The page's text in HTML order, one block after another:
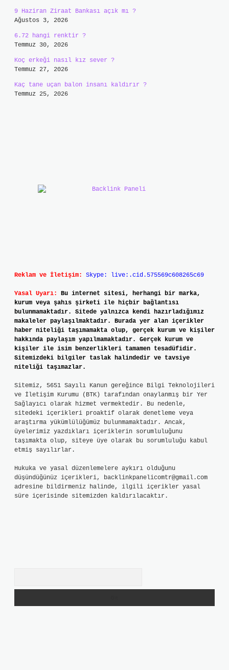
9 Haziran Ziraat Bankası açık mı ?
Ağustos 3, 2026
6.72 hangi renktir ?
Temmuz 30, 2026
Koç erkeği nasıl kız sever ?
Temmuz 27, 2026
Kaç tane uçan balon insanı kaldırır ?
Temmuz 25, 2026
Reklam ve İletişim: Skype: live:.cid.575569c608265c69
Yasal Uyarı:
Bu internet sitesi, herhangi bir marka,
kurum veya şahıs şirketi ile hiçbir bağlantısı
bulunmamaktadır. Sitede yalnızca kendi hazırladığımız
makaleler paylaşılmaktadır. Burada yer alan içerikler
haber niteliği taşımamakta olup, gerçek kurum ve kişiler
hakkında paylaşım yapılmamaktadır. Gerçek kurum ve
kişiler ile isim benzerlikleri tamamen tesadüfidir.
Sitemizdeki bilgiler taslak halindedir ve tavsiye
niteliği taşımazlar.
Sitemiz, 5651 Sayılı Kanun gereğince Bilgi Teknolojileri
ve İletişim Kurumu (BTK) tarafından onaylanmış bir Yer
Sağlayıcı olarak hizmet vermektedir. Bu nedenle,
sitedeki içerikleri proaktif olarak denetleme veya
araştırma yükümlülüğümüz bulunmamaktadır. Ancak,
üyelerimiz yazdıkları içeriklerin sorumluluğunu
taşımakta olup, siteye üye olarak bu sorumluluğu kabul
etmiş sayılırlar.
Hukuka ve yasal düzenlemelere aykırı olduğunu
düşündüğünüz içerikleri, backlinkpanelicomtr@gmail.com
adresine bildirmeniz halinde, ilgili içerikler yasal
süre içerisinde sitemizden kaldırılacaktır.